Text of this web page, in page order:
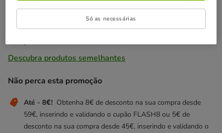
Não perca esta promoção
Até - 8€! Obtenha 8€ de desconto na sua compra desde
59€, inserindo e validando o cupão FLASH8 ou 5€ de
desconto na sua compra desde 45€, inserindo e validando o
Preço 5.49€, 5.49 EUR por kg
Descubra produtos semelhantes
Só as necessárias